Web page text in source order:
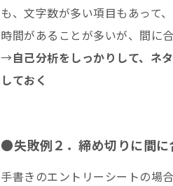
も、文字数が多い項目もあって
時間があることが多いが、間に
→自己分析をしっかりして、ネ
しておく
●失敗例２．締め切りに間に
手書きのエントリーシートの場